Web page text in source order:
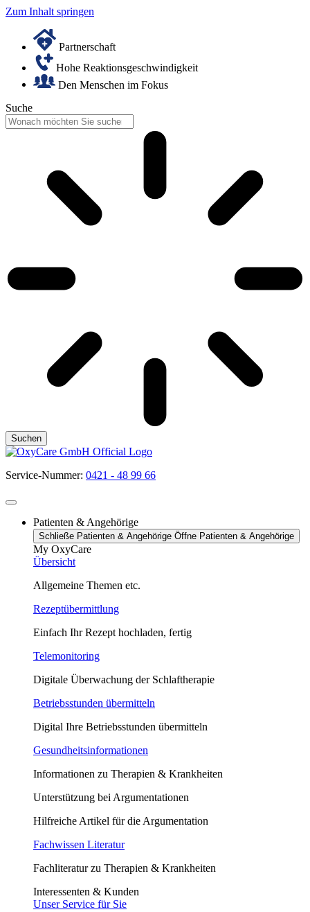
Zum Inhalt springen
Partnerschaft
Hohe Reaktionsgeschwindigkeit
Den Menschen im Fokus
Suche
Suchen
Service-Nummer: 0421 - 48 99 66
Patienten & Angehörige
Schließe Patienten & Angehörige Öffne Patienten & Angehörige
My OxyCare
Übersicht
Allgemeine Themen etc.
Rezeptübermittlung
Einfach Ihr Rezept hochladen, fertig
Telemonitoring
Digitale Überwachung der Schlaftherapie
Betriebsstunden übermitteln
Digital Ihre Betriebsstunden übermitteln
Gesundheitsinformationen
Informationen zu Therapien & Krankheiten
Unterstützung bei Argumentationen
Hilfreiche Artikel für die Argumentation
Fachwissen Literatur
Fachliteratur zu Therapien & Krankheiten
Interessenten & Kunden
Unser Service für Sie